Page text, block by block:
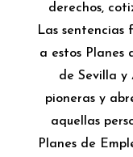
derechos,
Las sentencias
a estos Planes
de Sevilla y
pioneras y
aquellas
Planes de